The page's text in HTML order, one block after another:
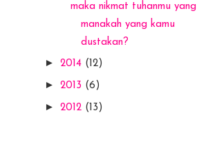
maka nikmat tuhanmu yang
manakah yang kamu
dustakan?
► 2014 (12)
► 2013 (6)
► 2012 (13)